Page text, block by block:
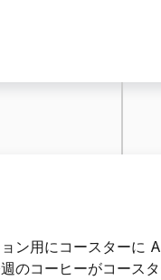
ン用にコースターに
のコーヒーがコース